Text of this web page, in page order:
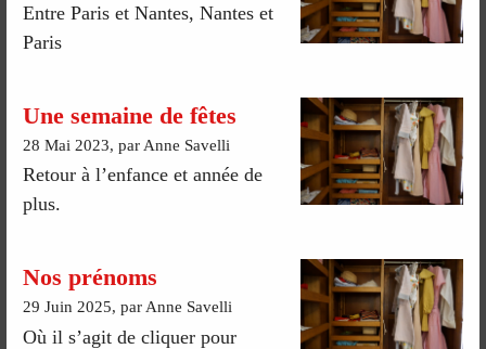
Entre Paris et Nantes, Nantes et
Paris
Une semaine de fêtes
28 Mai 2023, par Anne Savelli
Retour à l’enfance et année de
plus.
Nos prénoms
29 Juin 2025, par Anne Savelli
Où il s’agit de cliquer pour